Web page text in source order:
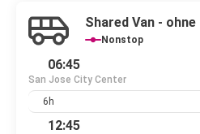
Shared Van -
Nonstop
06:45
San Jose City Center
6h
12:45